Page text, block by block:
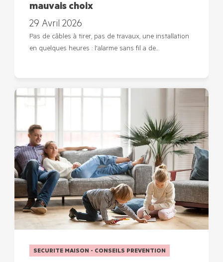
mauvais choix
29 Avril 2026
Pas de câbles à tirer, pas de travaux, une installation
en quelques heures : l'alarme sans fil a de…
SECURITE MAISON - CONSEILS PREVENTION